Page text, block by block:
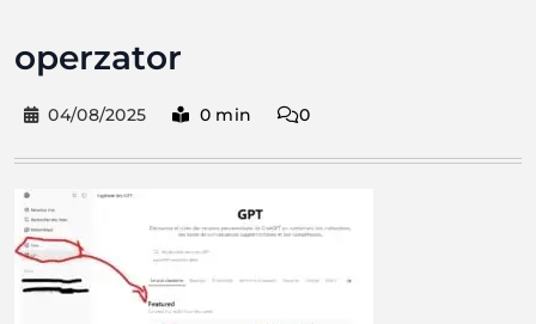
operzator
04/08/2025 0 min 0